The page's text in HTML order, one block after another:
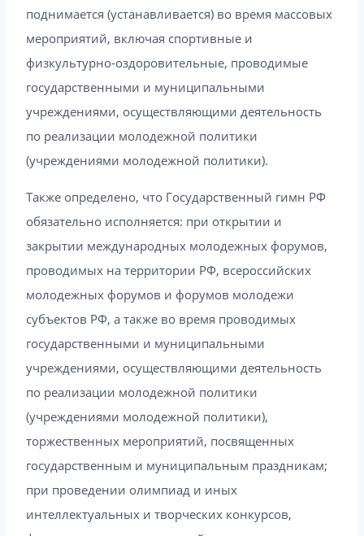
поднимается (устанавливается) во время массовых
мероприятий, включая спортивные и
физкультурно-оздоровительные, проводимые
государственными и муниципальными
учреждениями, осуществляющими деятельность
по реализации молодежной политики
(учреждениями молодежной политики).
Также определено, что Государственный гимн РФ
обязательно исполняется: при открытии и
закрытии международных молодежных форумов,
проводимых на территории РФ, всероссийских
молодежных форумов и форумов молодежи
субъектов РФ, а также во время проводимых
государственными и муниципальными
учреждениями, осуществляющими деятельность
по реализации молодежной политики
(учреждениями молодежной политики),
торжественных мероприятий, посвященных
государственным и муниципальным праздникам;
при проведении олимпиад и иных
интеллектуальных и творческих конкурсов,